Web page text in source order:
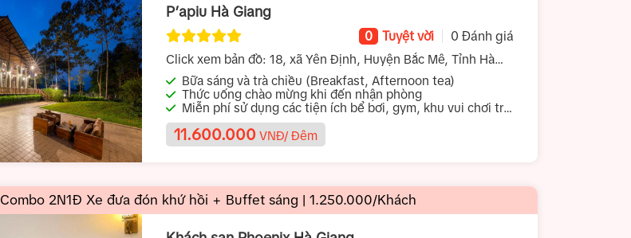
P’apiu Hà Giang
0 Tuyệt vời
0 Đánh giá
Click xem bản đồ: 18, xã Yên Định, Huyện Bắc Mê, Tỉnh Hà
Giang
Bữa sáng và trà chiều (Breakfast, Afternoon tea)
Thức uống chào mừng khi đến nhận phòng
Miễn phí sử dụng các tiện ích bể bơi, gym, khu vui chơi trẻ
em trong nhà
11.600.000 VNĐ/ Đêm
Combo 2N1Đ Xe đưa đón khứ hồi + Buffet sáng | 1.250.000/Khách